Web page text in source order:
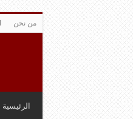
من نحن
الرئيسية